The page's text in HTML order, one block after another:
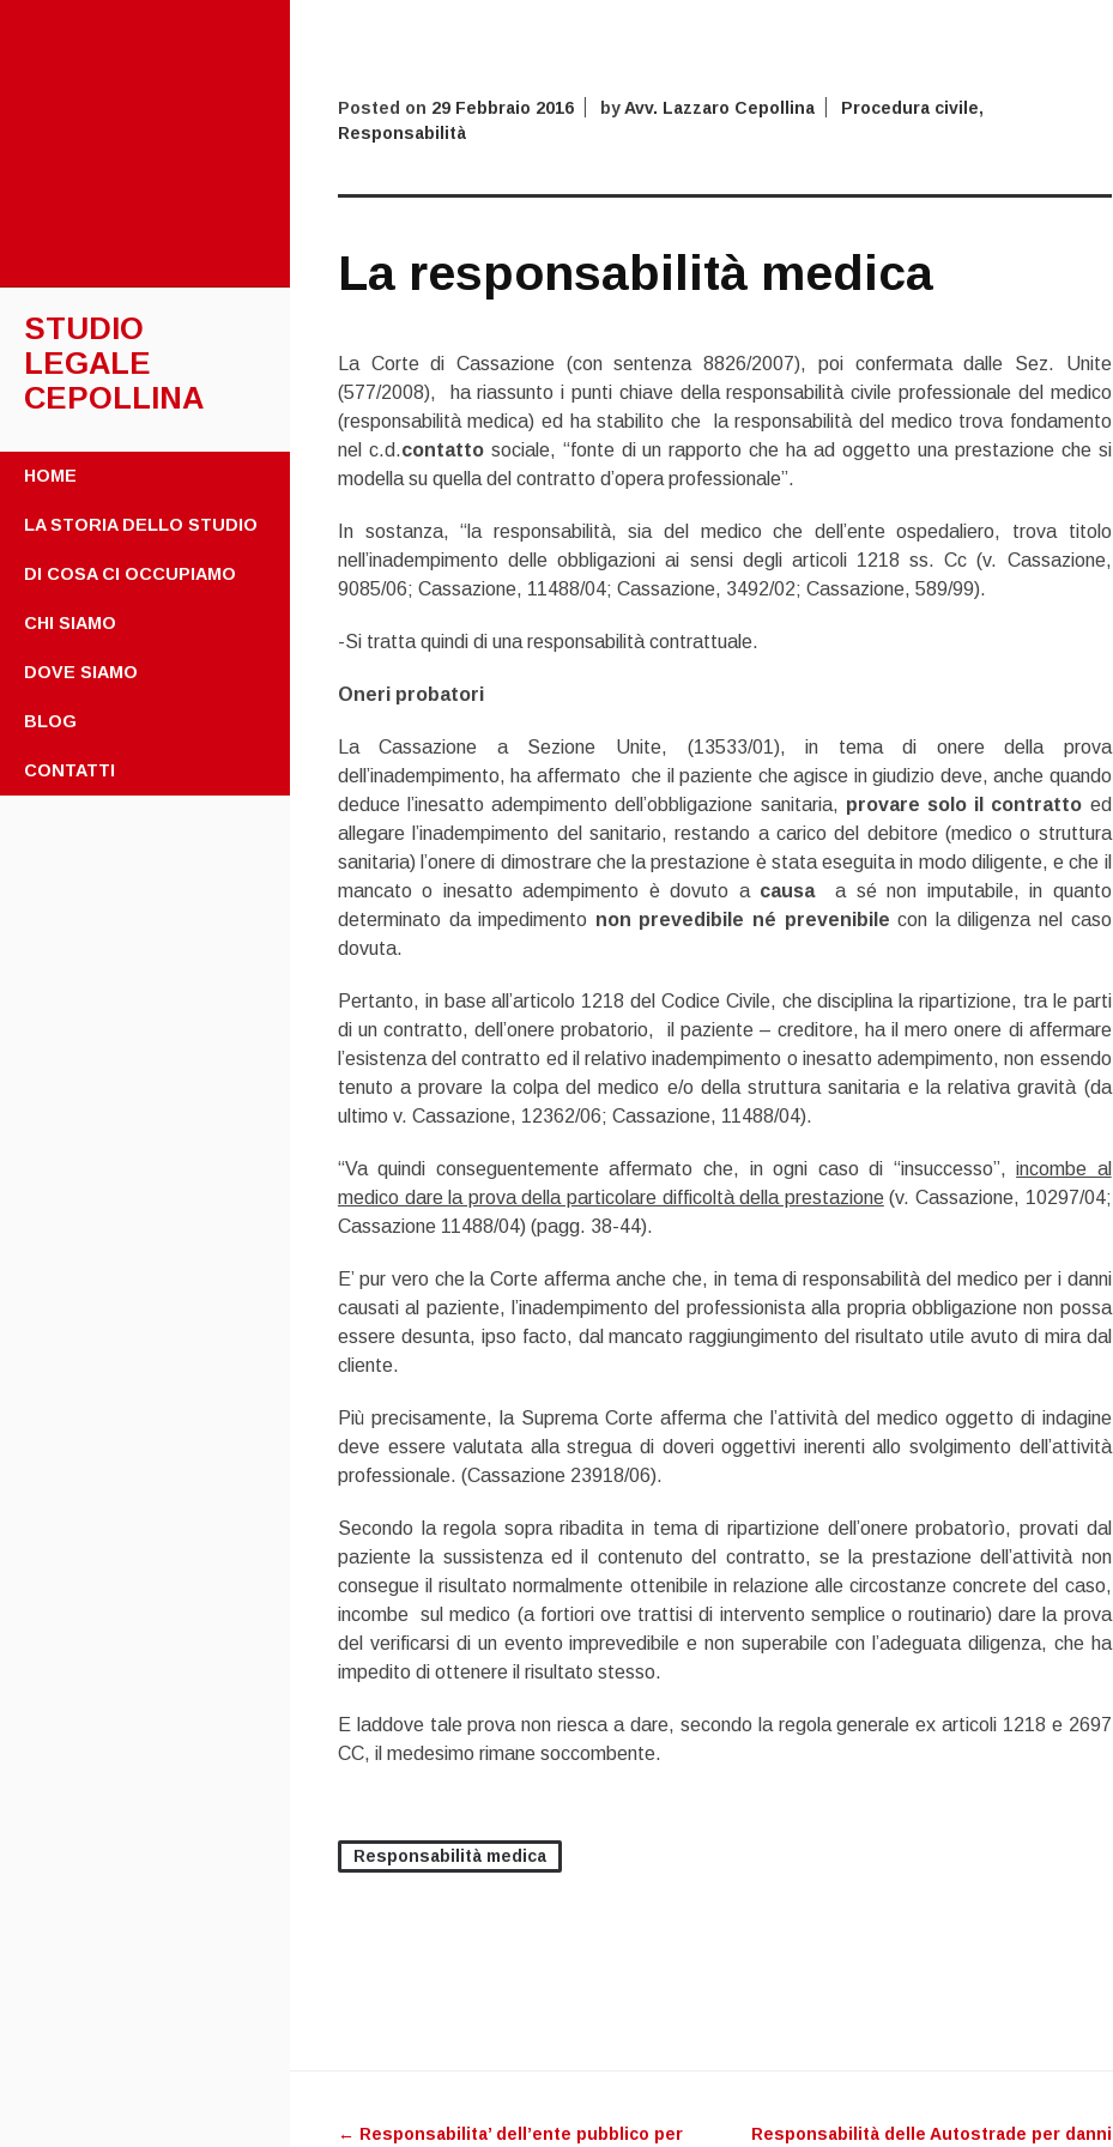
STUDIO
LEGALE
CEPOLLINA
HOME
LA STORIA DELLO STUDIO
DI COSA CI OCCUPIAMO
CHI SIAMO
DOVE SIAMO
BLOG
CONTATTI
Posted on 29 Febbraio 2016 byAvv. Lazzaro Cepollina Procedura civile,
Responsabilità
La responsabilità medica
La Corte di Cassazione (con sentenza 8826/2007), poi confermata dalle Sez. Unite
(577/2008), ha riassunto i punti chiave della responsabilità civile professionale del medico
(responsabilità medica) ed ha stabilito che la responsabilità del medico trova fondamento
nel c.d.contattosociale, “fonte di un rapporto che ha ad oggetto una prestazione che si
modella su quella del contratto d’opera professionale”.
In sostanza, “la responsabilità, sia del medico che dell’ente ospedaliero, trova titolo
nell’inadempimento delle obbligazioni ai sensi degli articoli 1218 ss. Cc (v. Cassazione,
9085/06; Cassazione, 11488/04; Cassazione, 3492/02; Cassazione, 589/99).
-Si tratta quindi di una responsabilità contrattuale.
Oneri probatori
La Cassazione a Sezione Unite, (13533/01), in tema di onere della prova
dell’inadempimento, ha affermato che il paziente che agisce in giudizio deve, anche quando
deduce l’inesatto adempimento dell’obbligazione sanitaria, provare solo il contratto ed
allegare l’inadempimento del sanitario, restando a carico del debitore (medico o struttura
sanitaria) l’onere di dimostrare che la prestazione è stata eseguita in modo diligente, e che il
mancato o inesatto adempimento è dovuto a causa
a sé non imputabile, in quanto
determinato da impedimento non prevedibile né prevenibile con la diligenza nel caso
dovuta.
Pertanto, in base all’articolo 1218 del Codice Civile, che disciplina la ripartizione, tra le parti
di un contratto, dell’onere probatorio, il paziente – creditore, ha il mero onere di affermare
l’esistenza del contratto ed il relativo inadempimento o inesatto adempimento, non essendo
tenuto a provare la colpa del medico e/o della struttura sanitaria e la relativa gravità (da
ultimo v. Cassazione, 12362/06; Cassazione, 11488/04).
“Va quindi conseguentemente affermato che, in ogni caso di “insuccesso”,incombe al
medico dare la prova della particolare difficoltà della prestazione(v. Cassazione, 10297/04;
Cassazione 11488/04) (pagg. 38-44).
E’ pur vero che la Corte afferma anche che, in tema di responsabilità del medico per i danni
causati al paziente, l’inadempimento del professionista alla propria obbligazione non possa
essere desunta, ipso facto, dal mancato raggiungimento del risultato utile avuto di mira dal
cliente.
Più precisamente, la Suprema Corte afferma che l’attività del medico oggetto di indagine
deve essere valutata alla stregua di doveri oggettivi inerenti allo svolgimento dell’attività
professionale. (Cassazione 23918/06).
Secondo la regola sopra ribadita in tema di ripartizione dell’onere probatorìo, provati dal
paziente la sussistenza ed il contenuto del contratto, se la prestazione dell’attività non
consegue il risultato normalmente ottenibile in relazione alle circostanze concrete del caso,
incombe sul medico (a fortiori ove trattisi di intervento semplice o routinario) dare la prova
del verificarsi di un evento imprevedibile e non superabile con l’adeguata diligenza, che ha
impedito di ottenere il risultato stesso.
E laddove tale prova non riesca a dare, secondo la regola generale ex articoli 1218 e 2697
CC, il medesimo rimane soccombente.
Responsabilità medica
← Responsabilita’ dell’ente pubblico per Responsabilità delle Autostrade per danni